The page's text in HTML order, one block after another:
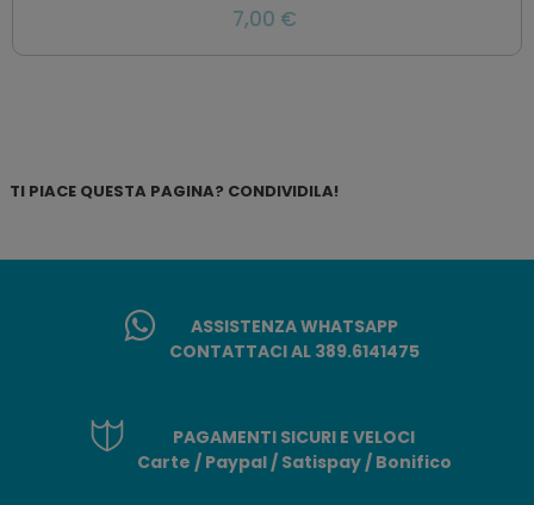
7,00 €
TI PIACE QUESTA PAGINA? CONDIVIDILA!
ASSISTENZA WHATSAPP
CONTATTACI AL 389.6141475
PAGAMENTI SICURI E VELOCI
Carte / Paypal / Satispay / Bonifico